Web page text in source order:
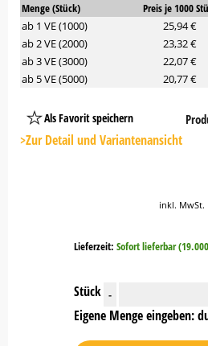
Menge (Stück) Preis je 1000
ab 1 VE (1000)
25,94 €
ab 2 VE (2000)
23,32 €
ab 3 VE (3000)
22,07 €
ab 5 VE (5000)
20,77 €
Als Favorit speichern
Platzhalter
Button
>Zur Detail und Variantenansicht
inkl. MwSt.
Lieferzeit: Sofort lieferbar
Stück -
Eigene Menge eingeben: